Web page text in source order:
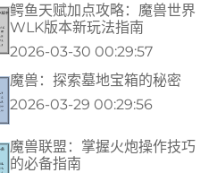
鳄鱼天赋加点攻略：魔兽世界
WLK版本新玩法指南
2026-03-30 00:29:57
魔兽：探索墓地宝箱的秘密
2026-03-29 00:29:56
魔兽联盟：掌握火炮操作技巧
的必备指南